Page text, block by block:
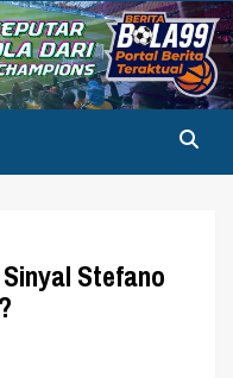
Stefano